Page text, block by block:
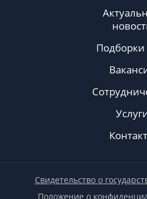
Подборки
Положение о
Свидетельство о